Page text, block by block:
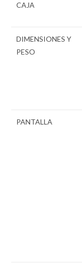
CAJA
DIMENSIONES Y
PESO
PANTALLA